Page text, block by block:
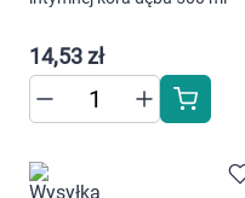
14,53 zł